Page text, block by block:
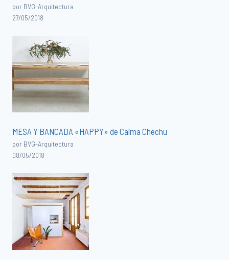
por BVG-Arquitectura
27/05/2018
MESA Y BANCADA «HAPPY» de Calma Chechu
por BVG-Arquitectura
08/05/2018